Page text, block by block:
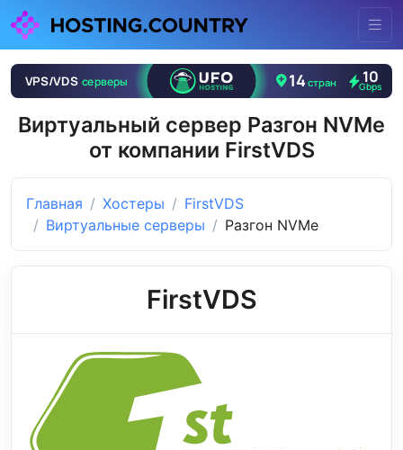
Виртуальный сервер Разгон NVMe
от компании FirstVDS
Главная Хостеры
FirstVDS
Виртуальные серверы
Разгон NVMe
FirstVDS